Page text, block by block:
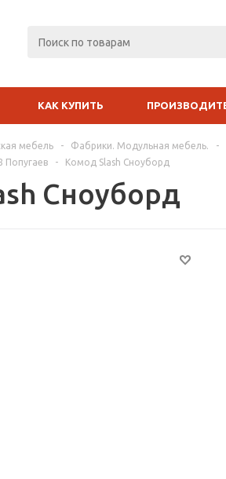
КАК КУПИТЬ
мебель - Фабрики. Модульная мебель. -
Попугаев
- Комод Slash Сноуборд
Сноуборд